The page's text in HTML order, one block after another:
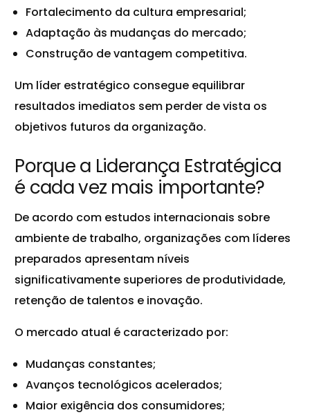
Fortalecimento da cultura empresarial;
Adaptação às mudanças do mercado;
Construção de vantagem competitiva.
Um líder estratégico consegue equilibrar
resultados imediatos sem perder de vista os
objetivos futuros da organização.
Porque a Liderança Estratégica
é cada vez mais importante?
De acordo com estudos internacionais sobre
ambiente de trabalho, organizações com líderes
preparados apresentam níveis
significativamente superiores de produtividade,
retenção de talentos e inovação.
O mercado atual é caracterizado por:
Mudanças constantes;
Avanços tecnológicos acelerados;
Maior exigência dos consumidores;